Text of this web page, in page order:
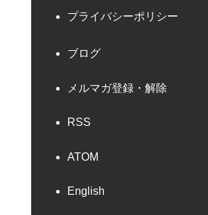
プライバシーポリシー
ブログ
メルマガ登録・解除
RSS
ATOM
English